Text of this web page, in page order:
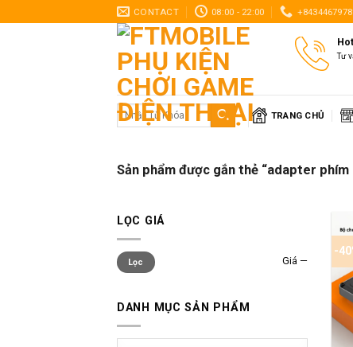
to
CONTACT 08:00 - 22:00
Tư
Tìm
kiếm:
TRANG CHỦ
Sản phẩm được gắn thẻ “adapter phím
LỌC GIÁ
Giá
thấp
nhất
Giá
cao
nhất
Lọc Giá —
DANH MỤC SẢN PHẨM
-